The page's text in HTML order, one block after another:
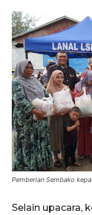
Pemberian Sembako
Selain upacara,